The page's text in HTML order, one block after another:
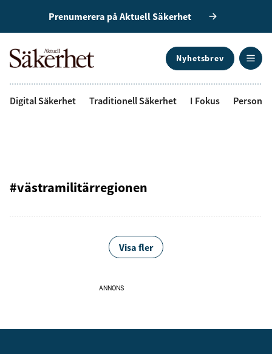
Prenumerera på Aktuell Säkerhet
Nyhetsbrev
Digital Säkerhet Traditionell Säkerhet I Fokus
#västramilitärregionen
Visa fler
ANNONS